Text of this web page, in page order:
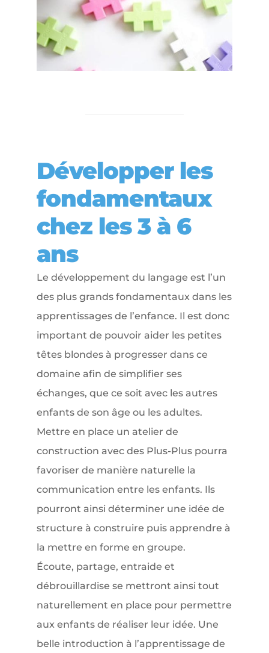
Développer les
fondamentaux
chez les 3 à 6
ans
Le développement du langage est l’un
des plus grands fondamentaux dans les
apprentissages de l’enfance. Il est donc
important de pouvoir aider les petites
têtes blondes à progresser dans ce
domaine afin de simplifier ses
échanges, que ce soit avec les autres
enfants de son âge ou les adultes.
Mettre en place un atelier de
construction avec des Plus-Plus pourra
favoriser de manière naturelle la
communication entre les enfants. Ils
pourront ainsi déterminer une idée de
structure à construire puis apprendre à
la mettre en forme en groupe.
Écoute, partage, entraide et
débrouillardise se mettront ainsi tout
naturellement en place pour permettre
aux enfants de réaliser leur idée. Une
belle introduction à l’apprentissage de